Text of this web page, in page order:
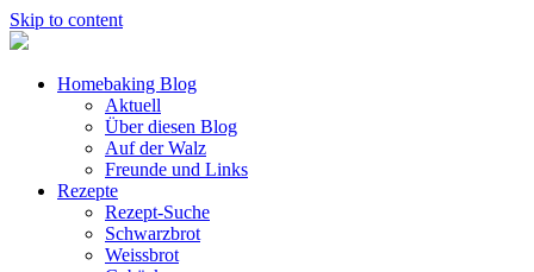
Skip to content
Homebaking Blog
Aktuell
Über diesen Blog
Auf der Walz
Freunde und Links
Rezepte
Rezept-Suche
Schwarzbrot
Weissbrot